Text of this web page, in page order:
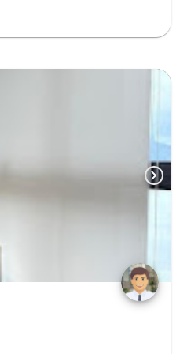
chevron_right